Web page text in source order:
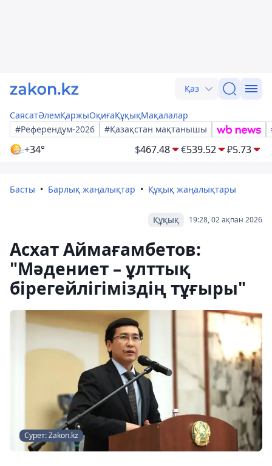
Қаз
СаясатӘлемҚаржыОқиғаҚұқықМақалалар
#Референдум-2026
#Қазақстан мақтанышы
+34° $467.48 €539.52 ₽5.73
Басты Барлық жаңалықтар Құқық жаңалықтары
19:28, 02 ақпан 2026
Құқық
Асхат Аймағамбетов:
"Мәдениет – ұлттық
бірегейлігіміздің тұғыры"
Сурет: Zakon.kz